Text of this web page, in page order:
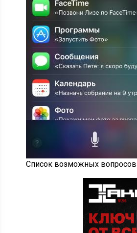
Список возможных вопросов